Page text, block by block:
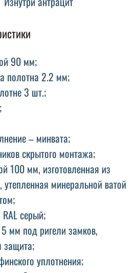
90 мм;
полотна 2.2 мм;
3 шт.;
– минвата;
скрытого монтажа;
100 мм, изготовленная из
утепленная минеральной ватой
серый;
мм под ригели замков,
защита;
уплотнения;